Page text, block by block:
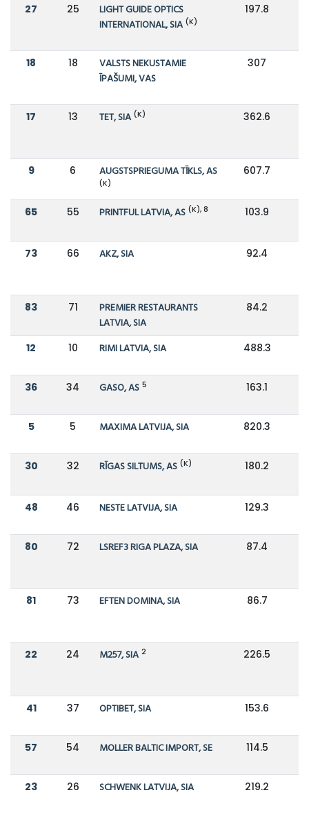
27 25
LIGHT GUIDE OPTICS
INTERNATIONAL, SIA (K)
197.8
18 18
VALSTS NEKUSTAMIE
ĪPAŠUMI, VAS
307
17 13 TET, SIA (K) 362.6
9 6 AUGSTSPRIEGUMA TĪKLS, AS
(K)
607.7
65 55 PRINTFUL LATVIA, AS (K), 8 103.9
73 66 AKZ, SIA 92.4
83 71
PREMIER RESTAURANTS
LATVIA, SIA
84.2
12 10 RIMI LATVIA, SIA 488.3
36 34 GASO, AS 5 163.1
5 5 MAXIMA LATVIJA, SIA 820.3
30 32 RĪGAS SILTUMS, AS (K) 180.2
48 46 NESTE LATVIJA, SIA 129.3
80 72 LSREF3 RIGA PLAZA, SIA 87.4
81 73 EFTEN DOMINA, SIA 86.7
22 24 M257, SIA 2 226.5
41 37 OPTIBET, SIA 153.6
57 54 MOLLER BALTIC IMPORT, SE 114.5
23 26 SCHWENK LATVIJA, SIA 219.2